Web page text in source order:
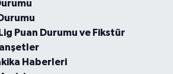
Puan Durumu ve Fikstür
Haberleri